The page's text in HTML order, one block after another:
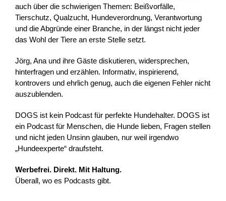
auch über die schwierigen Themen: Beißvorfälle,
Tierschutz, Qualzucht, Hundeverordnung, Verantwortung
und die Abgründe einer Branche, in der längst nicht jeder
das Wohl der Tiere an erste Stelle setzt.
Jörg, Ana und ihre Gäste diskutieren, widersprechen,
hinterfragen und erzählen. Informativ, inspirierend,
kontrovers und ehrlich genug, auch die eigenen Fehler nicht
auszublenden.
DOGS ist kein Podcast für perfekte Hundehalter. DOGS ist
ein Podcast für Menschen, die Hunde lieben, Fragen stellen
und nicht jeden Unsinn glauben, nur weil irgendwo
„Hundeexperte“ draufsteht.
Werbefrei. Direkt. Mit Haltung.
Überall, wo es Podcasts gibt.